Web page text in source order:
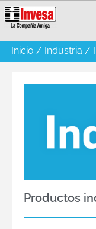
Inicio / Industria /
Productos